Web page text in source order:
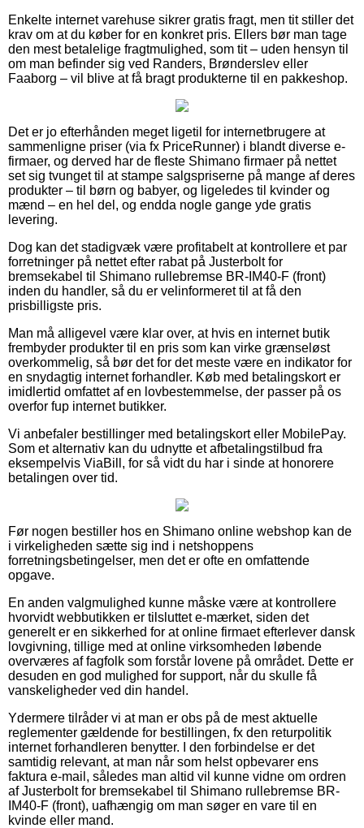
Enkelte internet varehuse sikrer gratis fragt, men tit stiller det
krav om at du køber for en konkret pris. Ellers bør man tage
den mest betalelige fragtmulighed, som tit – uden hensyn til
om man befinder sig ved Randers, Brønderslev eller
Faaborg – vil blive at få bragt produkterne til en pakkeshop.
Det er jo efterhånden meget ligetil for internetbrugere at
sammenligne priser (via fx PriceRunner) i blandt diverse e-
firmaer, og derved har de fleste Shimano firmaer på nettet
set sig tvunget til at stampe salgspriserne på mange af deres
produkter – til børn og babyer, og ligeledes til kvinder og
mænd – en hel del, og endda nogle gange yde gratis
levering.
Dog kan det stadigvæk være profitabelt at kontrollere et par
forretninger på nettet efter rabat på Justerbolt for
bremsekabel til Shimano rullebremse BR-IM40-F (front)
inden du handler, så du er velinformeret til at få den
prisbilligste pris.
Man må alligevel være klar over, at hvis en internet butik
frembyder produkter til en pris som kan virke grænseløst
overkommelig, så bør det for det meste være en indikator for
en snydagtig internet forhandler. Køb med betalingskort er
imidlertid omfattet af en lovbestemmelse, der passer på os
overfor fup internet butikker.
Vi anbefaler bestillinger med betalingskort eller MobilePay.
Som et alternativ kan du udnytte et afbetalingstilbud fra
eksempelvis ViaBill, for så vidt du har i sinde at honorere
betalingen over tid.
Før nogen bestiller hos en Shimano online webshop kan de
i virkeligheden sætte sig ind i netshoppens
forretningsbetingelser, men det er ofte en omfattende
opgave.
En anden valgmulighed kunne måske være at kontrollere
hvorvidt webbutikken er tilsluttet e-mærket, siden det
generelt er en sikkerhed for at online firmaet efterlever dansk
lovgivning, tillige med at online virksomheden løbende
overværes af fagfolk som forstår lovene på området. Dette er
desuden en god mulighed for support, når du skulle få
vanskeligheder ved din handel.
Ydermere tilråder vi at man er obs på de mest aktuelle
reglementer gældende for bestillingen, fx den returpolitik
internet forhandleren benytter. I den forbindelse er det
samtidig relevant, at man når som helst opbevarer ens
faktura e-mail, således man altid vil kunne vidne om ordren
af Justerbolt for bremsekabel til Shimano rullebremse BR-
IM40-F (front), uafhængig om man søger en vare til en
kvinde eller mand.